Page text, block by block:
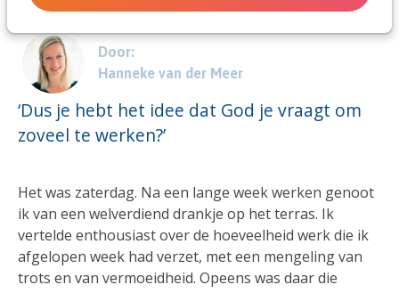
Door:
Hanneke van der Meer
‘Dus je hebt het idee dat God je vraagt om
zoveel te werken?’
Het was zaterdag. Na een lange week werken genoot
ik van een welverdiend drankje op het terras. Ik
vertelde enthousiast over de hoeveelheid werk die ik
afgelopen week had verzet, met een mengeling van
trots en van vermoeidheid. Opeens was daar die